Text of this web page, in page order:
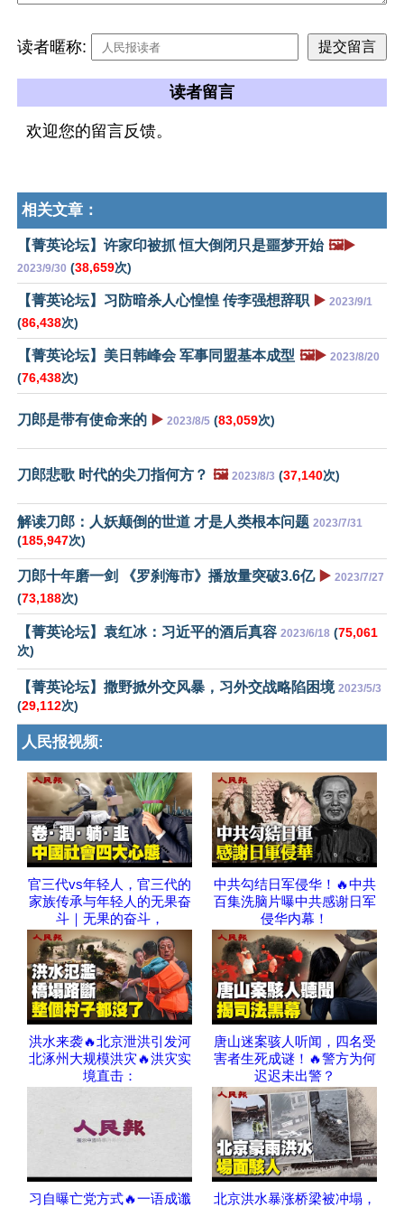
读者暱称:
读者留言
欢迎您的留言反馈。
相关文章：
【菁英论坛】许家印被抓 恒大倒闭只是噩梦开始 🖼️▶️
2023/9/30 (38,659次)
【菁英论坛】习防暗杀人心惶惶 传李强想辞职 ▶️ 2023/9/1
(86,438次)
【菁英论坛】美日韩峰会 军事同盟基本成型 🖼️▶️ 2023/8/20
(76,438次)
刀郎是带有使命来的 ▶️ 2023/8/5 (83,059次)
刀郎悲歌 时代的尖刀指何方？ 🖼️ 2023/8/3 (37,140次)
解读刀郎：人妖颠倒的世道 才是人类根本问题 2023/7/31
(185,947次)
刀郎十年磨一剑 《罗刹海市》播放量突破3.6亿 ▶️ 2023/7/27
(73,188次)
【菁英论坛】袁红冰：习近平的酒后真容 2023/6/18 (75,061
次)
【菁英论坛】撒野掀外交风暴，习外交战略陷困境 2023/5/3
(29,112次)
人民报视频:
官三代vs年轻人，官三代的
家族传承与年轻人的无果奋
斗｜无果的奋斗，
中共勾结日军侵华！🔥中共
百集洗脑片曝中共感谢日军
侵华内幕！
洪水来袭🔥北京泄洪引发河
北涿州大规模洪灾🔥洪灾实
境直击：
唐山迷案骇人听闻，四名受
害者生死成谜！🔥警方为何
迟迟未出警？
习自曝亡党方式🔥一语成谶
北京洪水暴涨桥梁被冲塌，